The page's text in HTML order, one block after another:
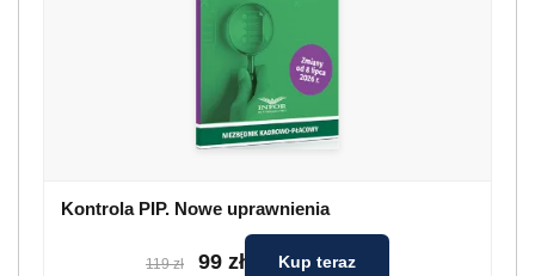
Kontrola PIP. Nowe uprawnienia
119 zł 99 zł Kup teraz